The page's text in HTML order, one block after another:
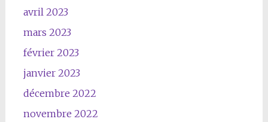
avril 2023
mars 2023
février 2023
janvier 2023
décembre 2022
novembre 2022